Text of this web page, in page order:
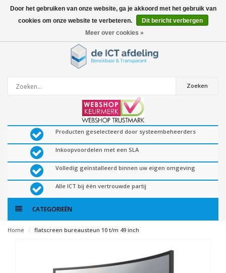
0artikelen
Zoeken
Producten geselecteerd door systeembeheerders
Inkoopvoordelen met een SLA
Volledig geïnstalleerd binnen uw eigen omgeving
Alle ICT bij één vertrouwde partij
CATEGORIEËN
Home flatscreen bureausteun 10 t/m 49 inch
Door het gebruiken van onze website, ga je akkoord met het gebruik van
cookies om onze website te verbeteren.
Dit bericht verbergen
Meer over cookies »